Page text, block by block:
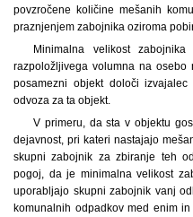
povzročene količine mešanih
praznjenjem zabojnika oziroma
Minimalna velikost
razpoložljivega volumna na
posamezni objekt določi
odvoza za ta objekt.
V primeru, da sta v objektu
dejavnost, pri kateri nastajajo
skupni zabojnik za zbiranje teh
pogoj, da je minimalna velikost
uporabljajo skupni zabojnik vanj
komunalnih odpadkov med enim